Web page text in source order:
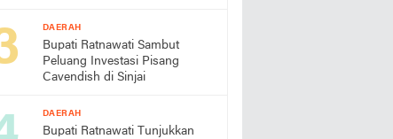
DAERAH
Bupati Ratnawati Sambut
Peluang Investasi Pisang
Cavendish di Sinjai
DAERAH
Bupati Ratnawati Tunjukkan